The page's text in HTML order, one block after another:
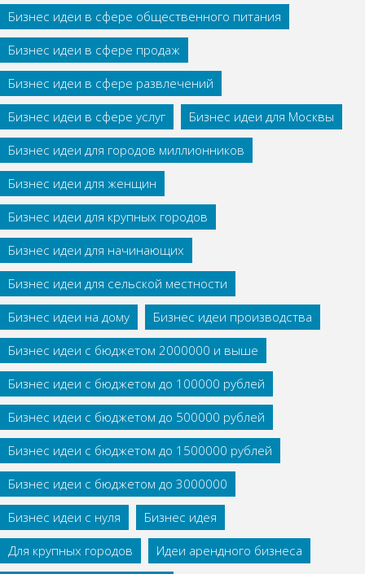
Бизнес идеи в сфере общественного питания
Бизнес идеи в сфере продаж
Бизнес идеи в сфере развлечений
Бизнес идеи в сфере услуг
Бизнес идеи для Москвы
Бизнес идеи для городов миллионников
Бизнес идеи для женщин
Бизнес идеи для крупных городов
Бизнес идеи для начинающих
Бизнес идеи для сельской местности
Бизнес идеи на дому
Бизнес идеи производства
Бизнес идеи с бюджетом 2000000 и выше
Бизнес идеи с бюджетом до 100000 рублей
Бизнес идеи с бюджетом до 500000 рублей
Бизнес идеи с бюджетом до 1500000 рублей
Бизнес идеи с бюджетом до 3000000
Бизнес идеи с нуля
Бизнес идея
Для крупных городов
Идеи арендного бизнеса